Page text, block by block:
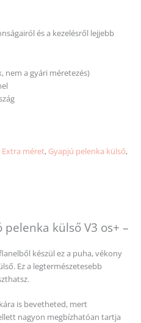
és a kezelésről lejjebb
nem a gyári méretezés)
Extra méret, Gyapjú pelenka külső,
külső V3 os+ –
készül ez a puha, vékony
Ez a legtermészetesebb
is bevetheted, mert
nagyon megbízhatóan tartja